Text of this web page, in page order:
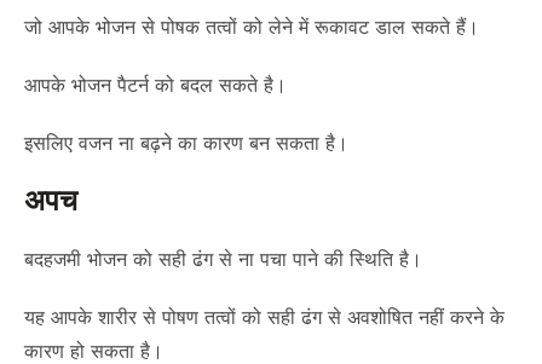
जो आपके भोजन से पोषक तत्वों को लेने में रूकावट डाल सकते हैं।
आपके भोजन पैटर्न को बदल सकते है।
इसलिए वजन ना बढ़ने का कारण बन सकता है।
अपच
बदहजमी भोजन को सही ढंग से ना पचा पाने की स्थिति है।
यह आपके शारीर से पोषण तत्वों को सही ढंग से अवशोषित नहीं करने के
कारण हो सकता है।